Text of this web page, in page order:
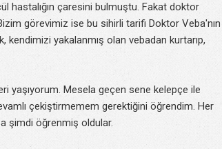
hastalığın çaresini bulmuştu. Fakat doktor
görevimiz ise bu sihirli tarifi Doktor Veba'nın
kendimizi yakalanmış olan vebadan kurtarıp,
yaşıyorum. Mesela geçen sene kelepçe ile
çekiştirmemem gerektiğini öğrendim. Her
şimdi öğrenmiş oldular.